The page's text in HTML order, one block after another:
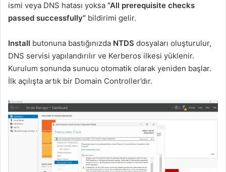
ismi veya DNS hatası yoksa “All prerequisite checks
passed successfully” bildirimi gelir.
Install butonuna bastığınızda NTDS dosyaları oluşturulur,
DNS servisi yapılandırılır ve Kerberos ilkesi yüklenir.
Kurulum sonunda sunucu otomatik olarak yeniden başlar.
İlk açılışta artık bir Domain Controller’dır.